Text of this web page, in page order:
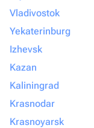
Vladivostok
Yekaterinburg
Izhevsk
Kazan
Kaliningrad
Krasnodar
Krasnoyarsk